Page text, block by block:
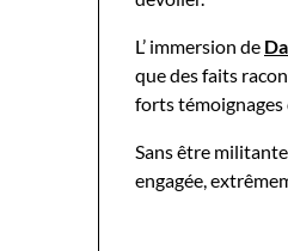
L’ immersion de
que des faits
forts
Sans être
engagée,